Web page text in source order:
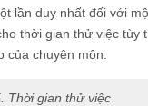
lần duy nhất đối với
thời gian thử việc tùy
của chuyên môn.
Thời gian thử việc